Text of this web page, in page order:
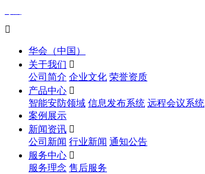

华会（中国）
关于我们 
公司简介 企业文化 荣誉资质
产品中心 
智能安防领域 信息发布系统 远程会议系统
案例展示
新闻资讯 
公司新闻 行业新闻 通知公告
服务中心 
服务理念 售后服务